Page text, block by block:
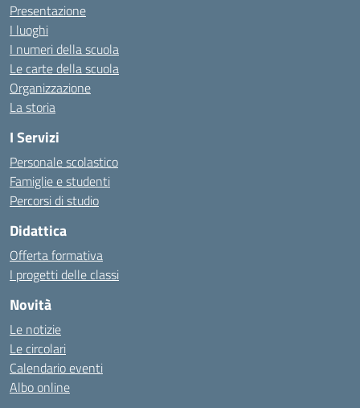
Presentazione
I luoghi
I numeri della scuola
Le carte della scuola
Organizzazione
La storia
I Servizi
Personale scolastico
Famiglie e studenti
Percorsi di studio
Didattica
Offerta formativa
I progetti delle classi
Novità
Le notizie
Le circolari
Calendario eventi
Albo online